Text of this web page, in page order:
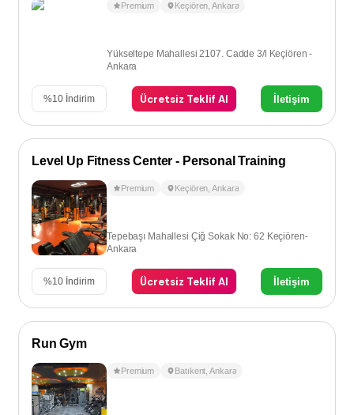
Premium Keçiören ,Ankara
Yükseltepe Mahallesi 2107. Cadde 3/l Keçiören -
Ankara
%10 İndirim Ücretsiz Teklif Al İletişim
Level Up Fitness Center - Personal Training
Premium Keçiören ,Ankara
Tepebaşı Mahallesi Çiğ Sokak No: 62 Keçiören-
Ankara
%10 İndirim Ücretsiz Teklif Al İletişim
Run Gym
Premium Batıkent ,Ankara